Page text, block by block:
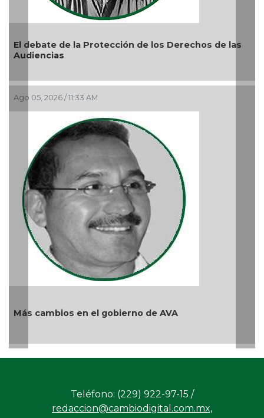
La devoción protege la doctrina y nos lleva a no
reprimir el amor a Dios
Ago 04, 2026 / 9:32 AM